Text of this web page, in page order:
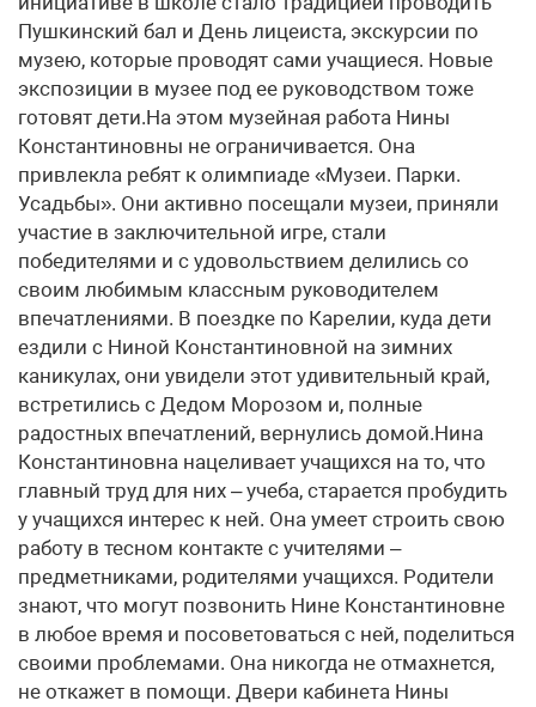
Пушкинский бал и День лицеиста, экскурсии по
музею, которые проводят сами учащиеся. Новые
экспозиции в музее под ее руководством тоже
готовят дети.На этом музейная работа Нины
Константиновны не ограничивается. Она
привлекла ребят к олимпиаде «Музеи. Парки.
Усадьбы». Они активно посещали музеи, приняли
участие в заключительной игре, стали
победителями и с удовольствием делились со
своим любимым классным руководителем
впечатлениями. В поездке по Карелии, куда дети
ездили с Ниной Константиновной на зимних
каникулах, они увидели этот удивительный край,
встретились с Дедом Морозом и, полные
радостных впечатлений, вернулись домой.Нина
Константиновна нацеливает учащихся на то, что
главный труд для них – учеба, старается пробудить
у учащихся интерес к ней. Она умеет строить свою
работу в тесном контакте с учителями –
предметниками, родителями учащихся. Родители
знают, что могут позвонить Нине Константиновне
в любое время и посоветоваться с ней, поделиться
своими проблемами. Она никогда не отмахнется,
не откажет в помощи. Двери кабинета Нины